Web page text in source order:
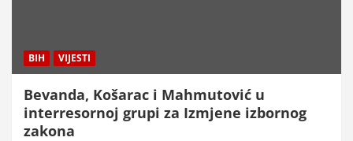
BIH VIJESTI
Bevanda, Košarac i Mahmutović u
interresornoj grupi za Izmjene izbornog
zakona